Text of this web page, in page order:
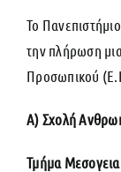
Το
την πλήρωση
Προσωπικού
Α) Σχολή
Τμήμα